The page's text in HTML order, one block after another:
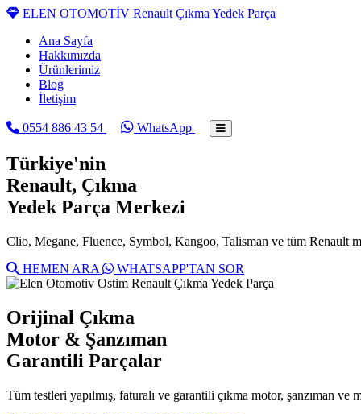
ELEN OTOMOTİV Renault Çıkma Yedek Parça
Ana Sayfa
Hakkımızda
Ürünlerimiz
Blog
İletişim
0554 886 43 54 WhatsApp
Türkiye'nin
Renault, Çıkma
Yedek Parça Merkezi
Clio, Megane, Fluence, Symbol, Kangoo, Talisman ve tüm Renault
HEMEN ARA
WHATSAPP'TAN SOR
Orijinal Çıkma
Motor & Şanzıman
Garantili Parçalar
Tüm testleri yapılmış, faturalı ve garantili çıkma motor, şanzıman ve